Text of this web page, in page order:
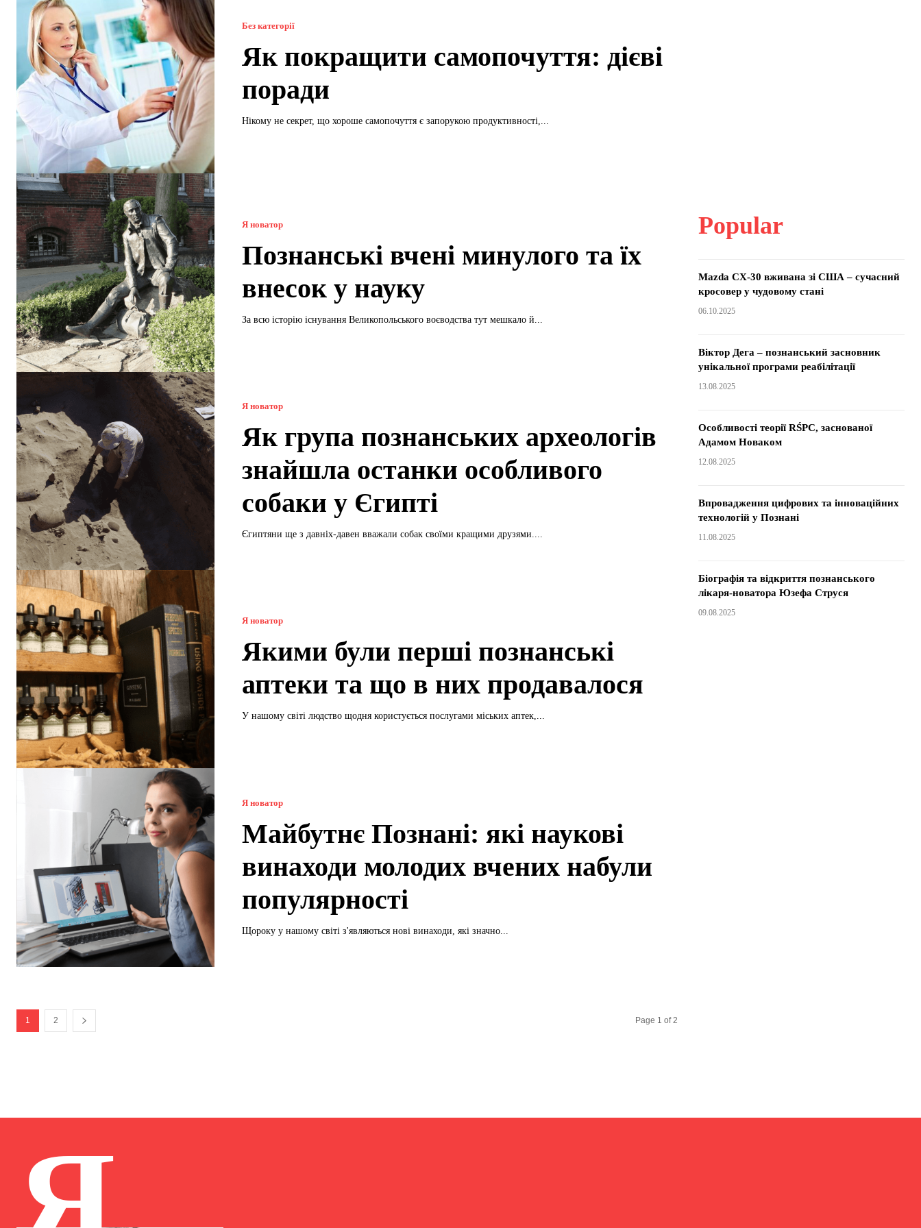
Без категорії
Як покращити самопочуття: дієві
поради
Нікому не секрет, що хороше самопочуття є запорукою продуктивності,...
Я новатор
Познанські вчені минулого та їх
внесок у науку
За всю історію існування Великопольського воєводства тут мешкало й...
Я новатор
Як група познанських археологів
знайшла останки особливого
собаки у Єгипті
Єгиптяни ще з давніх-давен вважали собак своїми кращими друзями....
Я новатор
Якими були перші познанські
аптеки та що в них продавалося
У нашому світі людство щодня користується послугами міських аптек,...
Я новатор
Майбутнє Познані: які наукові
винаходи молодих вчених набули
популярності
Щороку у нашому світі з'являються нові винаходи, які значно...
1 2 Page 1 of 2
Popular
Mazda CX-30 вживана зі США – сучасний
кросовер у чудовому стані
06.10.2025
Віктор Дега – познанський засновник
унікальної програми реабілітації
13.08.2025
Особливості теорії RŚPC, заснованої
Адамом Новаком
12.08.2025
Впровадження цифрових та інноваційних
технологій у Познані
11.08.2025
Біографія та відкриття познанського
лікаря-новатора Юзефа Струся
09.08.2025